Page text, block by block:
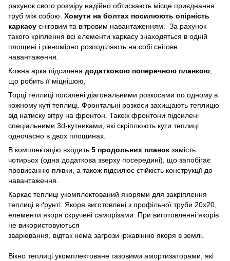
рахунок свого розміру надійно обтискають місце приєднання
труб між собою. Хомути на болтах посилюють опірність
каркасу сніговим та вітровим навантаженням. За рахунок
такого кріплення всі елементи каркасу знаходяться в одній
площині і рівномірно розподіляють на собі снігове
навантаження.
Кожна арка підсилена додатковою поперечною планкою
що робить її міцнішою,
Торці теплиці посилені діагональними розкосами по одному в
кожному куті теплиці. Фронтальні розкоси захищають теплицю
від натиску вітру на фронтон. Також фронтони підсилені
спеціальними 3d-кутниками, які скріплюють кути теплиці
одночасно в двох площинах.
В комплектацію входить 5 продольних планок замість
чотирьох (одна додаткова зверху посередині), що запобігає
провисанню плівки, а також підсилює стійкість конструкції до
навантаження.
Каркас теплиці укомплектований якорями для закріплення
теплиці в ґрунті. Якоря виготовлені з профільної труби 20х20,
елементи якоря скручені саморізами. При виготовленні якорів
не використовуються
зварювання, відтак нема загрози іржавінню якоря в землі.
Вікно теплиці укомплектоване газовими амортизаторами, які